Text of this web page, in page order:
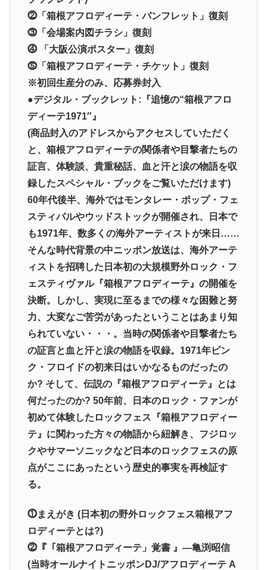
⓶「箱根アフロディーテ・パンフレット」復刻
⓷「会場案内図チラシ」復刻
⓸ 「大阪公演ポスター」復刻
⓹「箱根アフロディーテ・チケット」復刻
※初回生産分のみ、応募券封入
●デジタル・ブックレット:『追憶の“箱根アフロ
ディーテ1971″』
(商品封入のアドレスからアクセスしていただく
と、箱根アフロディーテの関係者や目撃者たちの
証言、体験談、貴重秘話、血と汗と涙の物語を収
録したスペシャル・ブックをご覧いただけます)
60年代後半、海外ではモンタレー・ポップ・フェ
スティバルやウッドストックが開催され、日本で
も1971年、数多くの海外アーティストが来日……
そんな時代背景の中ニッポン放送は、海外アーテ
ィストを招聘した日本初の大規模野外ロック・フ
ェスティヴァル『箱根アフロディーテ』の開催を
決断。しかし、実現に至るまでの様々な困難と努
力、大変なご苦労があったということはあまり知
られていない・・・。当時の関係者や目撃者たち
の証言と血と汗と涙の物語を収録。1971年ピン
ク・フロイドの初来日はいかなるものだったの
か? そして、伝説の『箱根アフロディーテ』とは
何だったのか? 50年前、日本のロック・ファンが
初めて体験したロックフェス『箱根アフロディー
テ』に関わった方々の物語から紐解き、フジロッ
クやサマーソニックなど日本のロックフェスの原
点がここにあったという歴史的事実を再検証す
る。
⓵まえがき (日本初の野外ロックフェス箱根アフ
ロディーテとは?)
⓶『「箱根アフロディーテ」覚書 』―亀渕昭信
(当時オールナイトニッポンDJ/アフロディーテ A